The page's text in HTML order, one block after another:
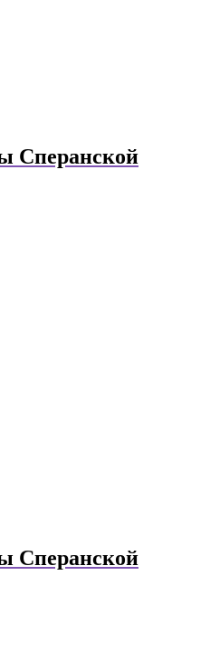
Сперанской
Сперанской